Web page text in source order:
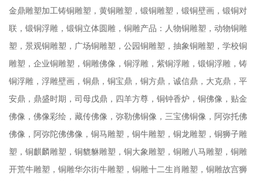
金鼎雕塑加工铸铜雕塑，黄铜雕塑，锻铜雕塑，锻铜壁画，锻铜对
联，锻铜浮雕，锻铜立体圆雕，铜雕产品：人物铜雕塑，动物铜雕
塑，景观铜雕塑，广场铜雕塑，公园铜雕塑，抽象铜雕塑，学校铜
雕塑，企业铜雕塑，铜雕佛像，铜浮雕，紫铜浮雕，锻铜浮雕，铸
铜浮雕，浮雕壁画，铜鼎，铜宝鼎，铜方鼎，诚信鼎，大克鼎，平
安鼎，鼎盛时期，司母戊鼎，四羊方尊，铜钟香炉，铜佛像，贴金
佛像，佛像彩绘，藏传佛像，弥勒佛铜像，三宝佛铜像，阿弥托佛
佛像，阿弥陀佛佛像，铜马雕塑，铜牛雕塑，铜龙雕塑，铜狮子雕
塑，铜麒麟雕塑，铜貔貅雕塑，铜大象雕塑，铜雕八马雕塑，铜雕
开荒牛雕塑，铜雕华尔街牛雕塑，铜雕十二生肖雕塑，铜雕故宫狮